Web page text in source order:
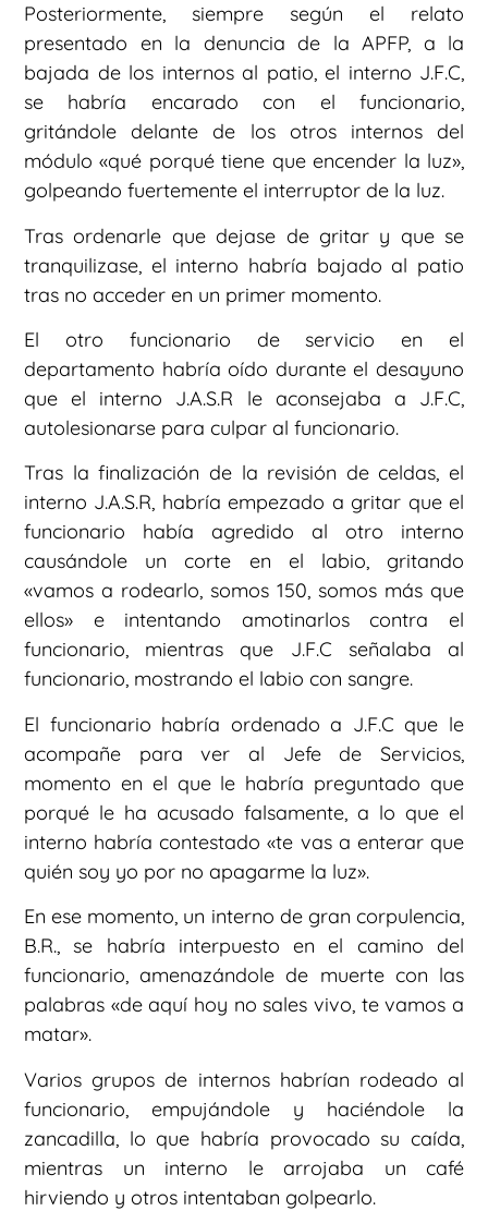
Posteriormente, siempre según el relato
presentado en la denuncia de la APFP, a la
bajada de los internos al patio, el interno J.F.C,
se habría encarado con el funcionario,
gritándole delante de los otros internos del
módulo «qué porqué tiene que encender la luz»,
golpeando fuertemente el interruptor de la luz.
Tras ordenarle que dejase de gritar y que se
tranquilizase, el interno habría bajado al patio
tras no acceder en un primer momento.
El otro funcionario de servicio en el
departamento habría oído durante el desayuno
que el interno J.A.S.R le aconsejaba a J.F.C,
autolesionarse para culpar al funcionario.
Tras la finalización de la revisión de celdas, el
interno J.A.S.R, habría empezado a gritar que el
funcionario había agredido al otro interno
causándole un corte en el labio, gritando
«vamos a rodearlo, somos 150, somos más que
ellos» e intentando amotinarlos contra el
funcionario, mientras que J.F.C señalaba al
funcionario, mostrando el labio con sangre.
El funcionario habría ordenado a J.F.C que le
acompañe para ver al Jefe de Servicios,
momento en el que le habría preguntado que
porqué le ha acusado falsamente, a lo que el
interno habría contestado «te vas a enterar que
quién soy yo por no apagarme la luz».
En ese momento, un interno de gran corpulencia,
B.R., se habría interpuesto en el camino del
funcionario, amenazándole de muerte con las
palabras «de aquí hoy no sales vivo, te vamos a
matar».
Varios grupos de internos habrían rodeado al
funcionario, empujándole y haciéndole la
zancadilla, lo que habría provocado su caída,
mientras un interno le arrojaba un café
hirviendo y otros intentaban golpearlo.